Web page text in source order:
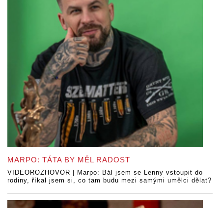
MARPO: TÁTA BY MĚL RADOST
VIDEOROZHOVOR | Marpo: Bál jsem se Lenny vstoupit do
rodiny, říkal jsem si, co tam budu mezi samými umělci dělat?